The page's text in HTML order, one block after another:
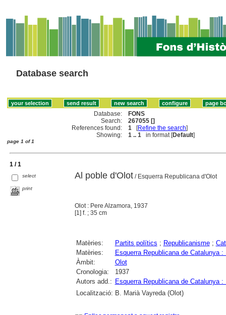
Database search
Database:
FONS
Search:
267055 []
References found:
1 [Refine the search]
Showing:
1 .. 1 in format [Default]
page 1 of 1
1 / 1
select
print
Al poble d'Olot/ Esquerra Republicana d'Olot
Olot : Pere Alzamora, 1937
[1] f. ; 35 cm
Matèries: Partits polítics ; Republicanisme;
Matèries:
Esquerra Republicana de Catalunya :
Àmbit:
Olot
Cronologia:
1937
Autors add.: Esquerra Republicana de Catalunya :
Localització: B. Marià Vayreda (Olot)